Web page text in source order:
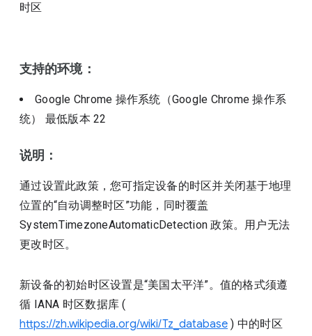
时区
支持的环境：
Google Chrome 操作系统（Google Chrome 操作系
统） 最低版本22
说明：
通过设置此政策，您可指定设备的时区并关闭基于地理
位置的“自动调整时区”功能，同时覆盖
SystemTimezoneAutomaticDetection 政策。用户无法
更改时区。
新设备的初始时区设置是“美国太平洋”。值的格式须遵
循 IANA 时区数据库 (
https://zh.wikipedia.org/wiki/Tz_database ) 中的时区